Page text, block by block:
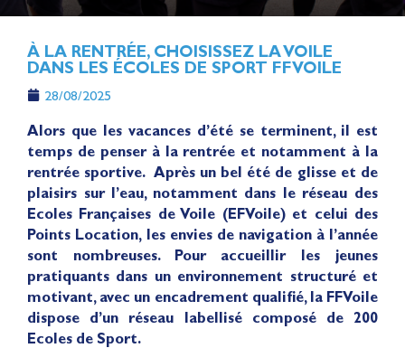
À LA RENTRÉE, CHOISISSEZ LA VOILE
DANS LES ÉCOLES DE SPORT FFVOILE
28/08/2025
Alors que les vacances d’été se terminent, il est
temps de penser à la rentrée et notamment à la
rentrée sportive. Après un bel été de glisse et de
plaisirs sur l’eau, notamment dans le réseau des
Ecoles Françaises de Voile (EFVoile) et celui des
Points Location, les envies de navigation à l’année
sont nombreuses. Pour accueillir les jeunes
pratiquants dans un environnement structuré et
motivant, avec un encadrement qualifié, la FFVoile
dispose d’un réseau labellisé composé de 200
Ecoles de Sport.